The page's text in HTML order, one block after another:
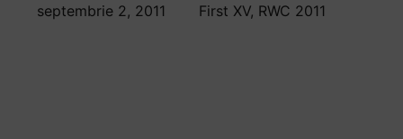
septembrie 2, 2011 First XV, RWC 2011